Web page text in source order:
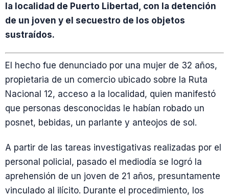
la localidad de Puerto Libertad, con la detención
de un joven y el secuestro de los objetos
sustraídos.
El hecho fue denunciado por una mujer de 32 años,
propietaria de un comercio ubicado sobre la Ruta
Nacional 12, acceso a la localidad, quien manifestó
que personas desconocidas le habían robado un
posnet, bebidas, un parlante y anteojos de sol.
A partir de las tareas investigativas realizadas por el
personal policial, pasado el mediodía se logró la
aprehensión de un joven de 21 años, presuntamente
vinculado al ilícito. Durante el procedimiento, los